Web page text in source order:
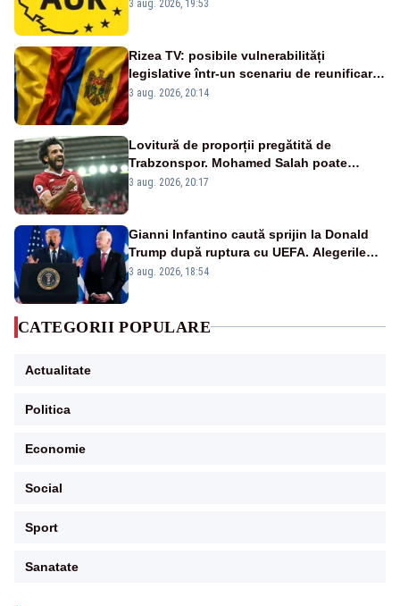
3 aug. 2026, 19:53
Rizea TV: posibile vulnerabilități
legislative într-un scenariu de reunificare
România–Republica Moldova
3 aug. 2026, 20:14
Lovitură de proporții pregătită de
Trabzonspor. Mohamed Salah poate
schimba viitorul lui Denis Drăguș la FCSB
3 aug. 2026, 20:17
Gianni Infantino caută sprijin la Donald
Trump după ruptura cu UEFA. Alegerile
FIFA din 2027 se anunță incendiare
3 aug. 2026, 18:54
CATEGORII POPULARE
Actualitate
Politica
Economie
Social
Sport
Sanatate